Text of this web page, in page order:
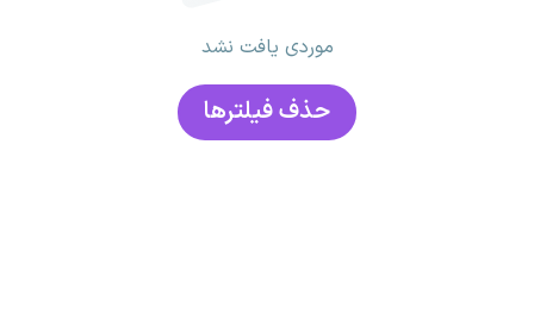
موردی یافت نشد
حذف فیلتر‌ها